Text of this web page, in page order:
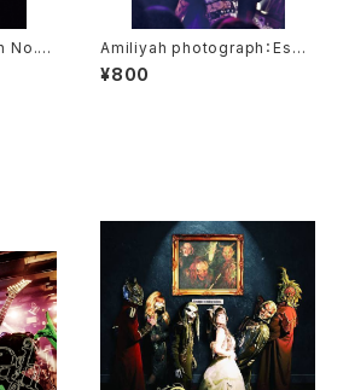
No.1
Amiliyah photograph：Eschi
ka No.1～No.10
¥800